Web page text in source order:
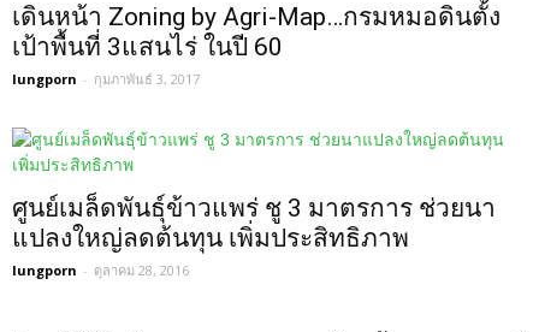
เดินหน้า Zoning by Agri-Map…กรมหมอดินตั้ง
เป้าพื้นที่ 3แสนไร่ ในปี 60
lungporn - กุมภาพันธ์ 3, 2017
ศูนย์เมล็ดพันธุ์ข้าวแพร่ ชู 3 มาตรการ ช่วยนา
แปลงใหญ่ลดต้นทุน เพิ่มประสิทธิภาพ
lungporn - ตุลาคม 28, 2016